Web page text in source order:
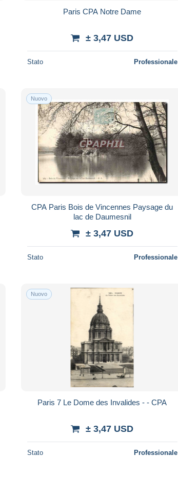
Paris CPA Notre Dame
± 3,47 USD
Stato Professionale
Nuovo
CPA Paris Bois de Vincennes Paysage du
lac de Daumesnil
± 3,47 USD
Stato Professionale
Nuovo
Paris 7 Le Dome des Invalides - - CPA
± 3,47 USD
Stato Professionale